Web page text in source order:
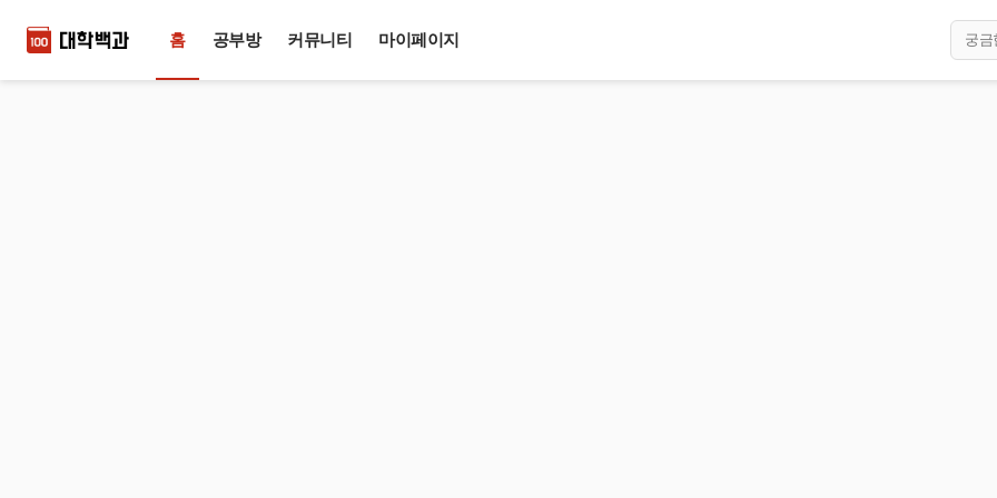
홈 공부방 커뮤니티 마이페이지